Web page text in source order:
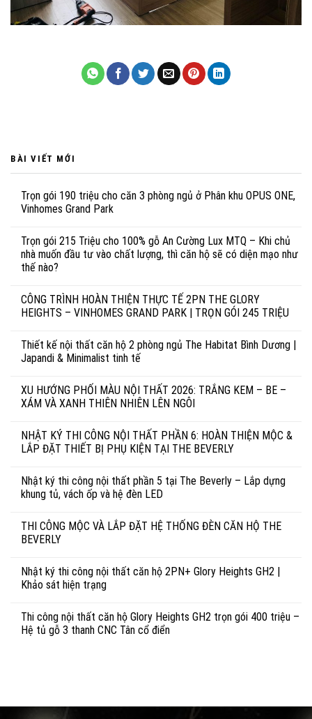
BÀI VIẾT MỚI
Trọn gói 190 triệu cho căn 3 phòng ngủ ở Phân khu OPUS ONE,
Vinhomes Grand Park
Trọn gói 215 Triệu cho 100% gỗ An Cường Lux MTQ – Khi chủ
nhà muốn đầu tư vào chất lượng, thì căn hộ sẽ có diện mạo như
thế nào?
CÔNG TRÌNH HOÀN THIỆN THỰC TẾ 2PN THE GLORY
HEIGHTS – VINHOMES GRAND PARK | TRỌN GÓI 245 TRIỆU
Thiết kế nội thất căn hộ 2 phòng ngủ The Habitat Bình Dương |
Japandi & Minimalist tinh tế
XU HƯỚNG PHỐI MÀU NỘI THẤT 2026: TRẮNG KEM – BE –
XÁM VÀ XANH THIÊN NHIÊN LÊN NGÔI
NHẬT KÝ THI CÔNG NỘI THẤT PHẦN 6: HOÀN THIỆN MỘC &
LẮP ĐẶT THIẾT BỊ PHỤ KIỆN TẠI THE BEVERLY
Nhật ký thi công nội thất phần 5 tại The Beverly – Lắp dựng
khung tủ, vách ốp và hệ đèn LED
THI CÔNG MỘC VÀ LẮP ĐẶT HỆ THỐNG ĐÈN CĂN HỘ THE
BEVERLY
Nhật ký thi công nội thất căn hộ 2PN+ Glory Heights GH2 |
Khảo sát hiện trạng
Thi công nội thất căn hộ Glory Heights GH2 trọn gói 400 triệu –
Hệ tủ gỗ 3 thanh CNC Tân cổ điển